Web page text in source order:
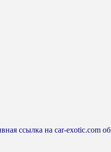
ссылка на car-exotic.com